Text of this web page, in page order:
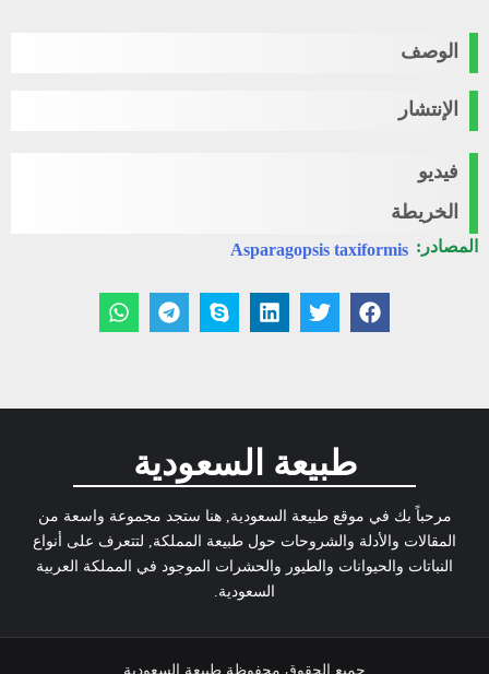
الوصف
الإنتشار
فيديو
الخريطة
المصادر: Asparagopsis taxiformis
طبيعة السعودية
مرحباً بك في موقع طبيعة السعودية, هنا ستجد مجموعة واسعة من
المقالات والأدلة والشروحات حول طبيعة المملكة, لتتعرف على أنواع
النباتات والحيوانات والطيور والحشرات الموجود في المملكة العربية
السعودية.
جميع الحقوق محفوظة طبيعة السعودية